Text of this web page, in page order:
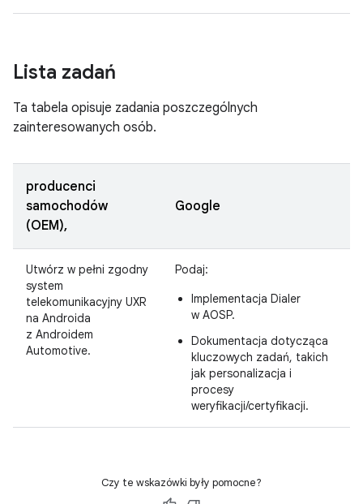
Lista zadań
Ta tabela opisuje zadania poszczególnych
zainteresowanych osób.
producenci
samochodów
(OEM),
Google
Utwórz w pełni zgodny
system
telekomunikacyjny UXR
na Androida
z Androidem
Automotive.
Podaj:
Implementacja Dialer
w AOSP.
Dokumentacja dotycząca
kluczowych zadań, takich
jak personalizacja i
procesy
weryfikacji/certyfikacji.
Czy te wskazówki były pomocne?